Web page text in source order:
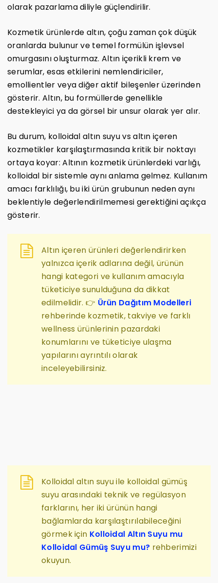
olarak pazarlama diliyle güçlendirilir.
Kozmetik ürünlerde altın, çoğu zaman çok düşük
oranlarda bulunur ve temel formülün işlevsel
omurgasını oluşturmaz. Altın içerikli krem ve
serumlar, esas etkilerini nemlendiriciler,
emollientler veya diğer aktif bileşenler üzerinden
gösterir. Altın, bu formüllerde genellikle
destekleyici ya da görsel bir unsur olarak yer alır.
Bu durum, kolloidal altın suyu vs altın içeren
kozmetikler karşılaştırmasında kritik bir noktayı
ortaya koyar: Altının kozmetik ürünlerdeki varlığı,
kolloidal bir sistemle aynı anlama gelmez. Kullanım
amacı farklılığı, bu iki ürün grubunun neden aynı
beklentiyle değerlendirilmemesi gerektiğini açıkça
gösterir.
Altın içeren ürünleri değerlendirirken
yalnızca içerik adlarına değil, ürünün
hangi kategori ve kullanım amacıyla
tüketiciye sunulduğuna da dikkat
edilmelidir. 👉 Ürün Dağıtım Modelleri
rehberinde kozmetik, takviye ve farklı
wellness ürünlerinin pazardaki
konumlarını ve tüketiciye ulaşma
yapılarını ayrıntılı olarak
inceleyebilirsiniz.
Kolloidal altın suyu ile kolloidal gümüş
suyu arasındaki teknik ve regülasyon
farklarını, her iki ürünün hangi
bağlamlarda karşılaştırılabileceğini
görmek için Kolloidal Altın Suyu mu
Kolloidal Gümüş Suyu mu? rehberimizi
okuyun.